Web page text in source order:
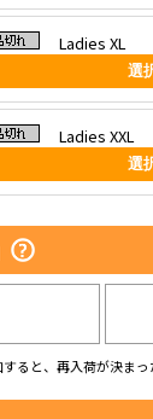
Ladies XL
選
Ladies XXL
選
ると、再入荷が決まっ